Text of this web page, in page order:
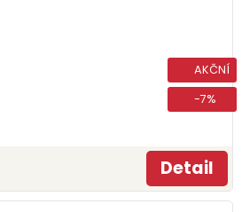
AKČNÍ
-7%
Detail